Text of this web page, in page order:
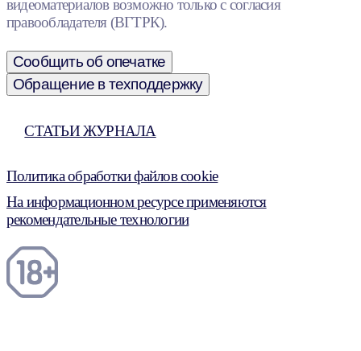
видеоматериалов возможно только с согласия
правообладателя (ВГТРК).
Сообщить об опечатке
Обращение в техподдержку
СТАТЬИ ЖУРНАЛА
Политика обработки файлов cookie
На информационном ресурсе применяются
рекомендательные технологии